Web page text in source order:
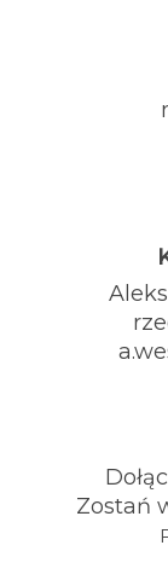
Zostań